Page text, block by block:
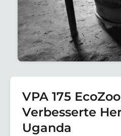
VPA 175
Verbesserte
Uganda